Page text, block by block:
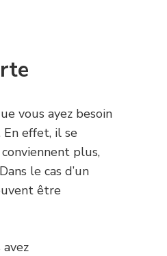
vous ayez besoin
effet, il se
plus,
le cas d’un
être